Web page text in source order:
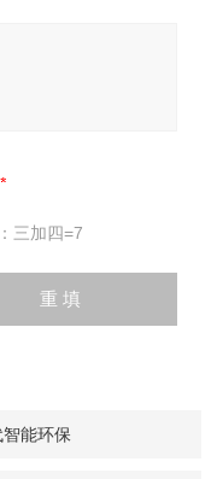
三加四=7
能环保